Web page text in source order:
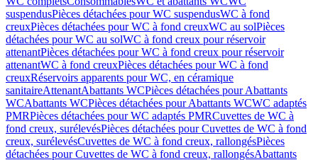
suspendusPièces détachées pour WC suspendusWC à fond
creuxPièces détachées pour WC à fond creuxWC au solPièces
détachées pour WC au solWC à fond creux pour réservoir
attenantPièces détachées pour WC à fond creux pour réservoir
attenantWC à fond creuxPièces détachées pour WC à fond
creuxRéservoirs apparents pour WC, en céramique
sanitaireAttenantAbattants WCPièces détachées pour Abattants
WCAbattants WCPièces détachées pour Abattants WCWC adaptés
PMRPièces détachées pour WC adaptés PMRCuvettes de WC à
fond creux, surélevésPièces détachées pour Cuvettes de WC à fond
creux, surélevésCuvettes de WC à fond creux, rallongésPièces
détachées pour Cuvettes de WC à fond creux, rallongésAbattants